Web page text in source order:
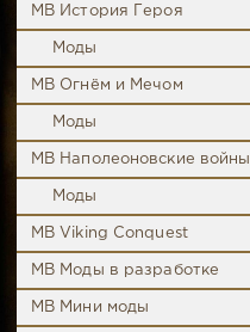
MB История Героя
Моды
MB Огнём и Мечом
Моды
MB Наполеоновские войны
Моды
MB Viking Conquest
MB Моды в разработке
MB Мини моды